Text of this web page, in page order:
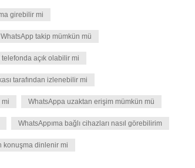
girebilir mi
takip mümkün mü
açık olabilir mi
tarafından izlenebilir mi
mi WhatsAppa uzaktan erişim mümkün mü
WhatsAppıma bağlı cihazları nasıl görebilirim
konuşma dinlenir mi